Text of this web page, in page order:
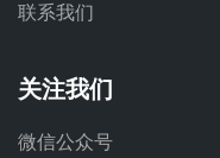
联系我们
关注我们
微信公众号